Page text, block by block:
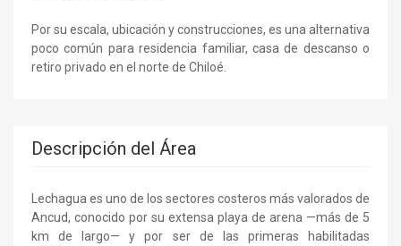
Por su escala, ubicación y construcciones, es una alternativa
poco común para residencia familiar, casa de descanso o
retiro privado en el norte de Chiloé.
Descripción del Área
Lechagua es uno de los sectores costeros más valorados de
Ancud, conocido por su extensa playa de arena —más de 5
km de largo— y por ser de las primeras habilitadas